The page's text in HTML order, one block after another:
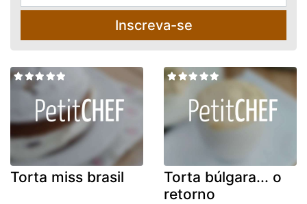
Inscreva-se
Torta miss brasil
Torta búlgara... o
retorno